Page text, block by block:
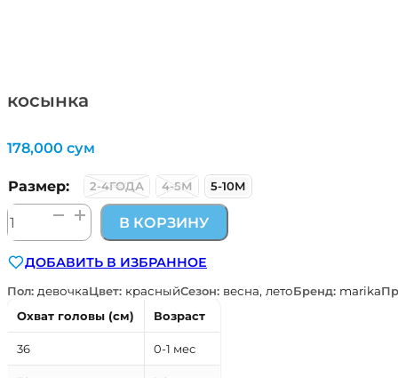
косынка
178,000 сум
Размер: 2-4ГОДА 4-5М 5-10М
Количество
товара
В КОРЗИНУ
ДОБАВИТЬ В ИЗБРАННОЕ
Пол: девочкаЦвет: красныйСезон: весна, летоБренд: marika
Охват головы (см)
Возраст
36 0-1 мес